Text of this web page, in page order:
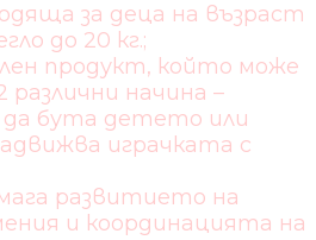
за деца на възраст
до 20 кг.;
продукт, който може
различни начина –
бута детето или
играчката с
развитието на
и координацията на